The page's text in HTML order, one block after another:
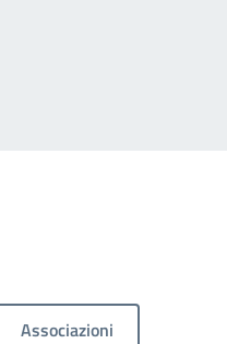
Associazioni